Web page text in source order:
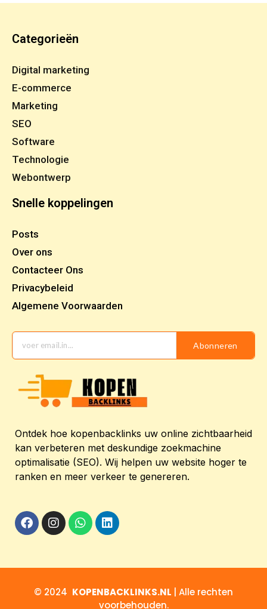
Categorieën
Digital marketing
E-commerce
Marketing
SEO
Software
Technologie
Webontwerp
Snelle koppelingen
Posts
Over ons
Contacteer Ons
Privacybeleid
Algemene Voorwaarden
Abonneren
Ontdek hoe kopenbacklinks uw online zichtbaarheid
kan verbeteren met deskundige zoekmachine
optimalisatie (SEO). Wij helpen uw website hoger te
ranken en meer verkeer te genereren.
© 2024 KOPENBACKLINKS.NL
| Alle rechten
voorbehouden.